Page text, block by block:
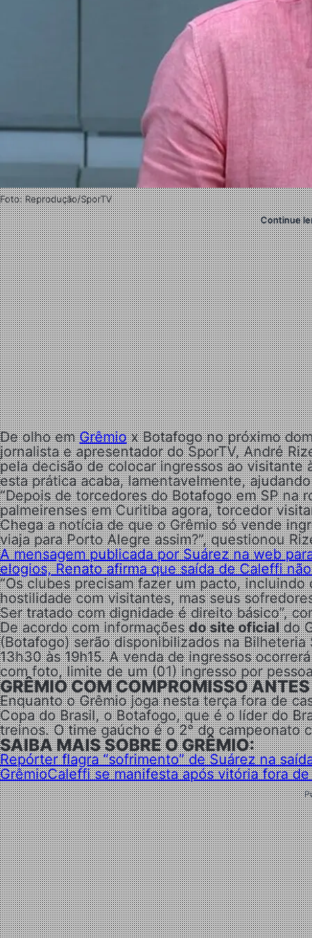
Foto: Reprodução/SporTV
Continue
De olho emGrêmiox Botafogo no próximo
jornalista e apresentador do SporTV, André
pela decisão de colocar ingressos ao
esta prática acaba, lamentavelmente,
“Depois de torcedores do Botafogo em SP na
palmeirenses em Curitiba agora, torcedor
Chega a notícia de que o Grêmio só vende
viaja para Porto Alegre assim?”, questionou
A mensagem publicada por Suárez na web
elogios, Renato afirma que saída de Caleffi
“Os clubes precisam fazer um pacto,
hostilidade com visitantes, mas seus
Ser tratado com dignidade é direito básico”,
De acordo com informaçõesdo site oficialdo
(Botafogo) serão disponibilizados na
13h30 às 19h15. A venda de ingressos
com foto, limite de um (01) ingresso por
GRÊMIO COM COMPROMISSO ANTES
Enquanto o Grêmio joga nesta terça fora de
Copa do Brasil, o Botafogo, que é o líder do
treinos. O time gaúcho é o 2° do campeonato
SAIBA MAIS SOBRE O GRÊMIO:
Repórter flagra “sofrimento” de Suárez na
GrêmioCaleffi se manifesta após vitória fora